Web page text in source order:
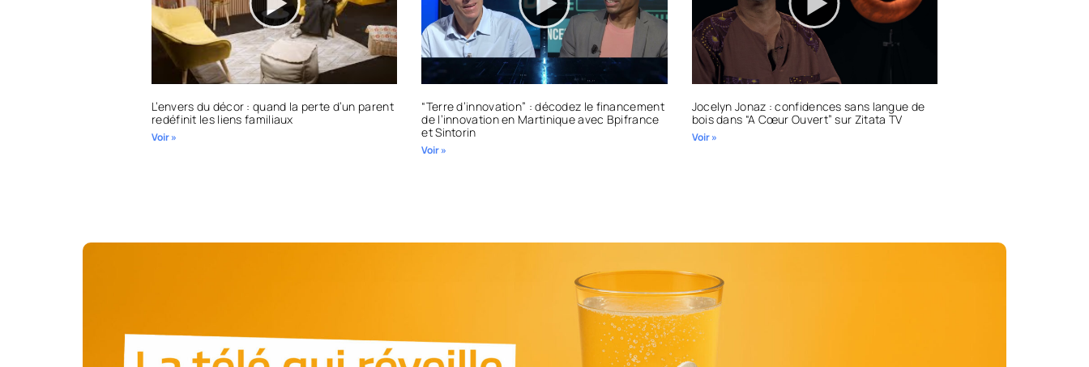
L’envers du décor : quand la perte d’un parent
redéfinit les liens familiaux
Voir »
“Terre d’innovation” : décodez le financement
de l’innovation en Martinique avec Bpifrance
et Sintorin
Voir »
Jocelyn Jonaz : confidences sans langue de
bois dans “A Cœur Ouvert” sur Zitata TV
Voir »